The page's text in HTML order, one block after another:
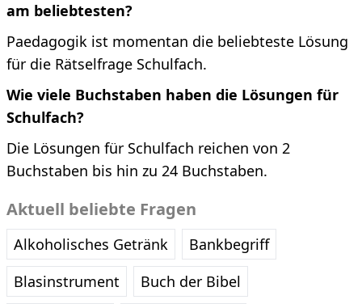
am beliebtesten?
Paedagogik ist momentan die beliebteste Lösung
für die Rätselfrage Schulfach.
Wie viele Buchstaben haben die Lösungen für
Schulfach?
Die Lösungen für Schulfach reichen von 2
Buchstaben bis hin zu 24 Buchstaben.
Aktuell beliebte Fragen
Alkoholisches Getränk
Bankbegriff
Blasinstrument
Buch der Bibel